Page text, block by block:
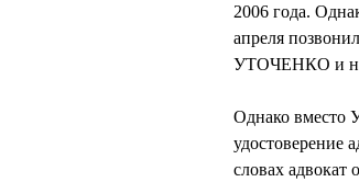
2006 года.
апреля
УТОЧЕНКО и
Однако
удостоверение
словах адвокат